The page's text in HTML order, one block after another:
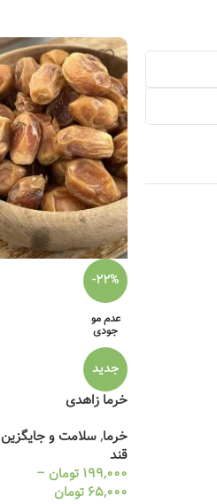
-22%
عدم مو
جودی
جدید
خرما زاهدی
خرما,سلامت و جایگزین
قند
199,000 تومان –
65,000 تومان